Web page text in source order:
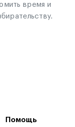
время и
Помощь